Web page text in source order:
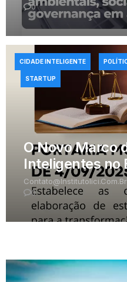
0
O Novo Marco
Inteligentes no
Contato@institutolici.com.br
0
CIDADE INTELIGENTE
STARTUP